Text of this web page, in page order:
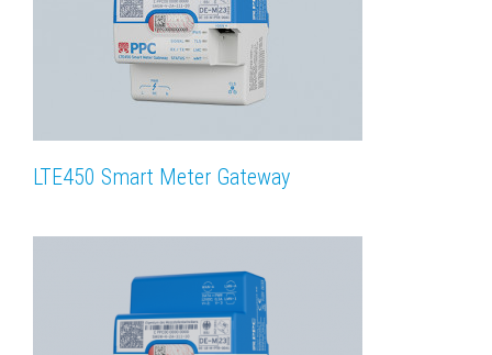
LTE450 Smart Meter Gateway